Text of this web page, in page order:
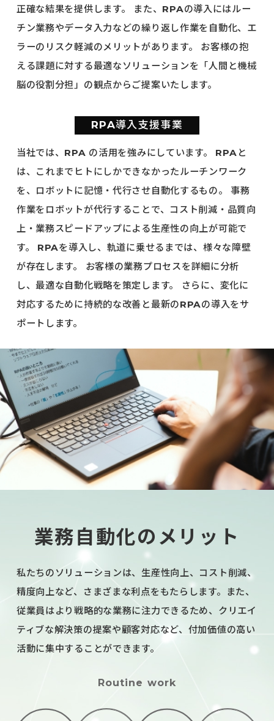
正確な結果を提供します。
また、RPAの導入にはルー
チン業務やデータ入力などの繰り返し作業を自動化、エ
ラーのリスク軽減のメリットがあります。
お客様の抱
える課題に対する最適なソリューションを「人間と機械
脳の役割分担」の観点からご提案いたします。
RPA導入支援事業
当社では、RPA の活用を強みにしています。
RPAと
は、これまでヒトにしかできなかったルーチンワーク
を、ロボットに記憶・代行させ自動化するもの。
事務
作業をロボットが代行することで、コスト削減・品質向
上・業務スピードアップによる生産性の向上が可能で
す。
RPAを導入し、軌道に乗せるまでは、様々な障壁
が存在します。
お客様の業務プロセスを詳細に分析
し、最適な自動化戦略を策定します。
さらに、変化に
対応するために持続的な改善と最新のRPAの導入をサ
ポートします。
業務自動化のメリット
私たちのソリューションは、生産性向上、コスト削減、
精度向上など、さまざまな利点をもたらします。また、
従業員はより戦略的な業務に注力できるため、クリエイ
ティブな解決策の提案や顧客対応など、付加価値の高い
活動に集中することができます。
Routine work